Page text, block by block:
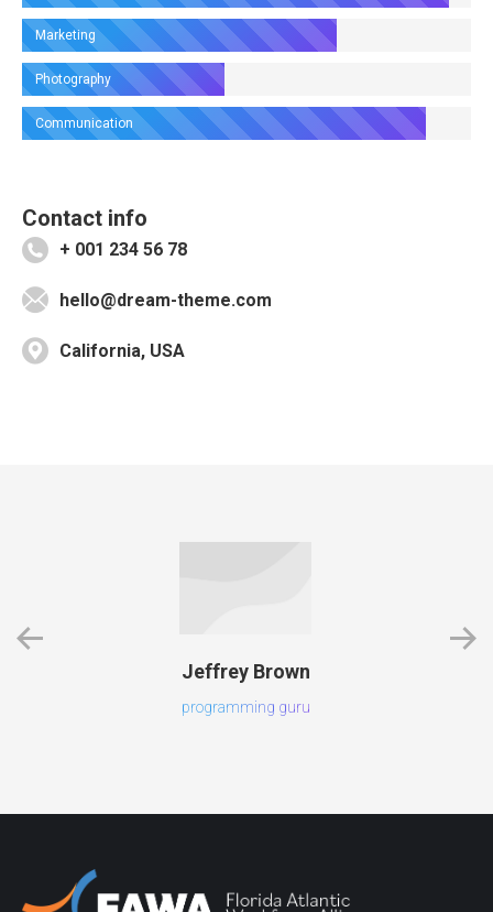
Marketing
Photography
Communication
Contact info
+ 001 234 56 78
hello@dream-theme.com
California, USA
Jeffrey Brown
programming guru